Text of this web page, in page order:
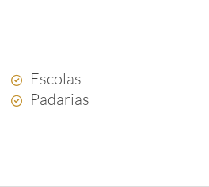
Escolas
Padarias